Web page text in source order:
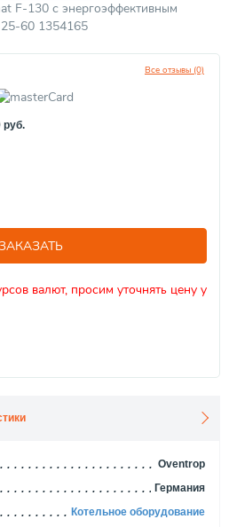
Все отзывы (0)
руб.
валют, просим уточнять цену у
Oventrop
Германия
Котельное оборудование